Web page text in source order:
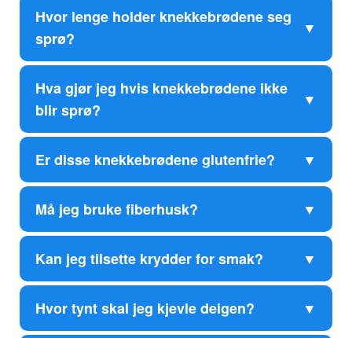
Hvor lenge holder knekkebrødene seg
sprø?
Hva gjør jeg hvis knekkebrødene ikke
blir sprø?
Er disse knekkebrødene glutenfrie?
Må jeg bruke fiberhusk?
Kan jeg tilsette krydder for smak?
Hvor tynt skal jeg kjevle deigen?